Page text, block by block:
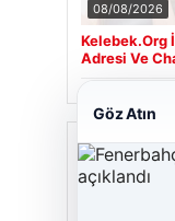
08/08/2026
Kelebek.Org
Adresi Ve
Son
Göz Atın